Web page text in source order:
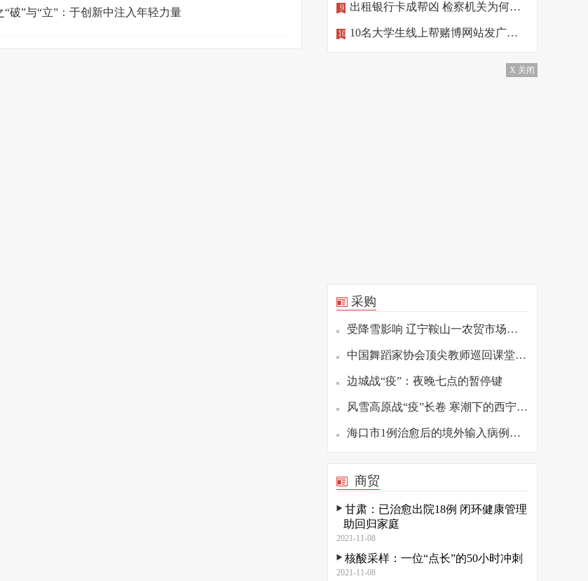
“破”与“立”：于创新中注入年轻力量 9 出租银行卡成帮凶 检察机关为何做出不起诉处理？
10 10名大学生线上帮赌博网站发广告，涉罪！
X 关闭
采购
受降雪影响 辽宁鞍山一农贸市场发生坍塌
中国舞蹈家协会顶尖教师巡回课堂（重庆站）举办
边城战“疫”：夜晚七点的暂停键
风雪高原战“疫”长卷 寒潮下的西宁疫情防控观察
海口市1例治愈后的境外输入病例复阳 已转至定点医院隔离
商贸
甘肃：已治愈出院18例 闭环健康管理
助回归家庭
2021-11-08
核酸采样：一位“点长”的50小时冲刺
2021-11-08